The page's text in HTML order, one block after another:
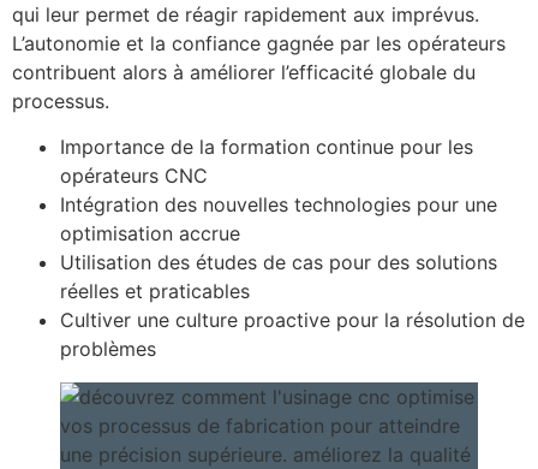
qui leur permet de réagir rapidement aux imprévus.
L’autonomie et la confiance gagnée par les opérateurs
contribuent alors à améliorer l’efficacité globale du
processus.
Importance de la formation continue pour les
opérateurs CNC
Intégration des nouvelles technologies pour une
optimisation accrue
Utilisation des études de cas pour des solutions
réelles et praticables
Cultiver une culture proactive pour la résolution de
problèmes